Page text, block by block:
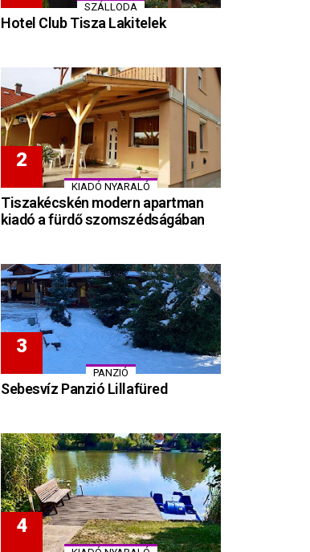
SZÁLLODA
Hotel Club Tisza Lakitelek
KIADÓ NYARALÓ
Tiszakécskén modern apartman
kiadó a fürdő szomszédságában
PANZIÓ
Sebesvíz Panzió Lillafüred